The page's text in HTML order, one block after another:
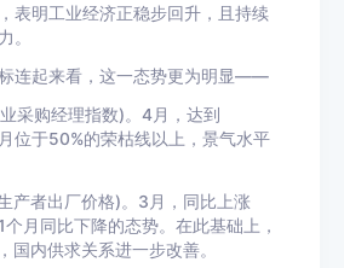
表明工业经济正稳步回升，且持续
。
起来看，这一态势更为明显——
购经理指数)。4月，达到
位于50%的荣枯线以上，景气水平
者出厂价格)。3月，同比上涨
月同比下降的态势。在此基础上，
国内供求关系进一步改善。